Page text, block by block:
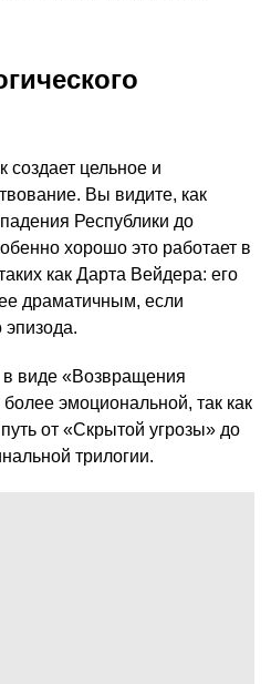
создает цельное и
Вы видите, как
Республики до
хорошо это работает в
как Дарта Вейдера: его
драматичным, если
эпизода.
в виде «Возвращения
эмоциональной, так как
от «Скрытой угрозы» до
трилогии.